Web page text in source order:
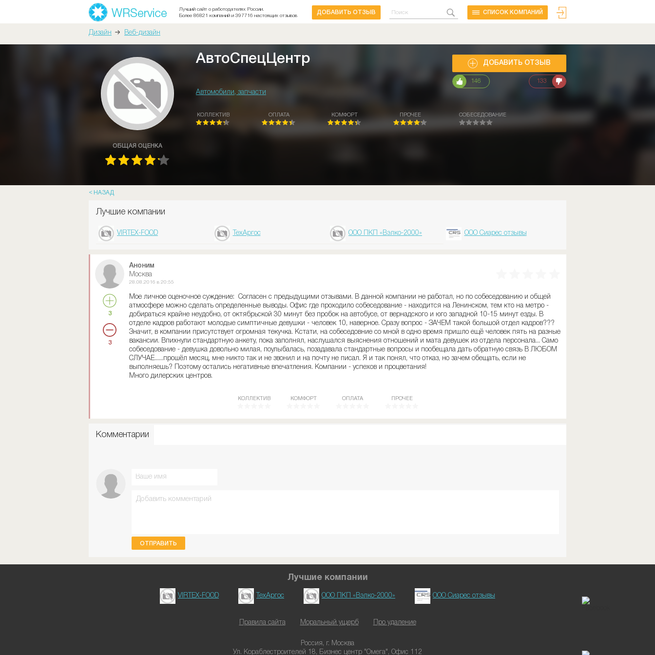
Лучший сайт о работодателях России.
Более 86821 компаний и 397716 настоящих отзывов
ДОБАВИТЬ ОТЗЫВ CПИСОК КОМПАНИЙ
Дизайн Веб-дизайн
ОБЩАЯ ОЦЕНКА
АвтоСпецЦентр
Автомобили, запчасти
ДОБАВИТЬ ОТЗЫВ
146 133
КОЛЛЕКТИВ ОПЛАТА КОМФОРТ ПРОЧЕЕ СОБЕСЕДОВАНИЕ
НАЗАД
Лучшие компании
VIRTEX-FOOD ТехАргос ООО ПКП «Вэлко-2000» ООО Сиарес отзывы
3
3
Аноним
Москва
28.08.2016 в 20:55
Мое личное оценочное суждение: Согласен с предыдущими отзывами. В данной компании не работал, но по собеседованию и общей
атмосфере можно сделать определенные выводы. Офис где проходило собеседование - находится на Ленинском, тем кто на метро -
добираться крайне неудобно, от октябрьской 30 минут без пробок на автобусе, от вернадского и юго западной 10-15 минут езды. В
отделе кадров работают молодые симптичные девушки - человек 10, наверное. Сразу вопрос - ЗАЧЕМ такой большой отдел кадров???
Значит, в компании присутствует огромная текучка. Кстати, на собеседовние со мной в одно время пришло ещё человек пять на разные
вакансии. Впихнули стандартную анкету, пока заполнял, наслушался выяснения отношений и мата девушек из отдела персонала... Само
собеседование - девушка довольно милая, поулыбалась, позадавала стандартные вопросы и пообещала дать обратную связь В ЛЮБОМ
СЛУЧАЕ......прошёл месяц, мне никто так и не звонил и на почту не писал. Я и так понял, что отказ, но зачем обещать, если не
выполняешь? Поэтому остались негативные впечатления. Компании - успехов и процветания!
Много дилерских центров.
КОЛЛЕКТИВ КОМФОРТ ОПЛАТА ПРОЧЕЕ
Комментарии
ОТПРАВИТЬ
Лучшие компании
VIRTEX-FOOD ТехАргос ООО ПКП «Вэлко-2000» ООО Сиарес отзывы
Правила сайта Моральный ущерб Про удаление
Россия, г. Москва
Ул. Кораблестроителей 18, Бизнес центр "Омега", Офис 112